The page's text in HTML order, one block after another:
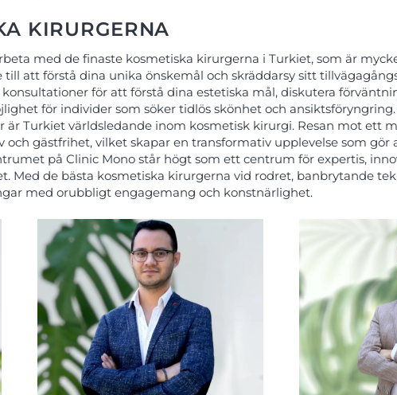
KIRURGERNA
med de finaste kosmetiska kirurgerna i Turkiet, som är
att förstå dina unika önskemål och skräddarsy sitt
för att förstå dina estetiska mål, diskutera
för individer som söker tidlös skönhet och
är Turkiet världsledande inom kosmetisk kirurgi. Resan mot ett
gästfrihet, vilket skapar en transformativ upplevelse som
på Clinic Mono står högt som ett centrum för expertis,
Med de bästa kosmetiska kirurgerna vid rodret, banbrytande
med orubbligt engagemang och konstnärlighet.